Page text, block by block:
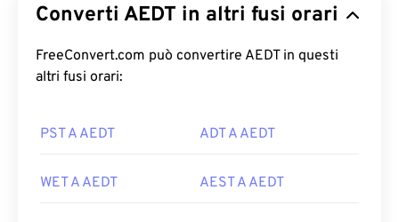
Converti AEDT in altri fusi orari
FreeConvert.com può convertire AEDT in questi
altri fusi orari:
PST A AEDT ADT A AEDT
WET A AEDT AEST A AEDT